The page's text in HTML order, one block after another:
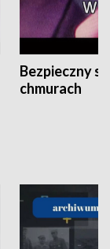
Bezpieczny
chmurach